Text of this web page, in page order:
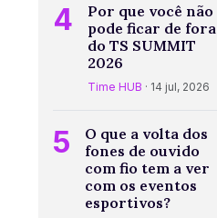
4
Por que você não
pode ficar de fora
do TS SUMMIT
2026
Time HUB · 14 jul, 2026
5
O que a volta dos
fones de ouvido
com fio tem a ver
com os eventos
esportivos?